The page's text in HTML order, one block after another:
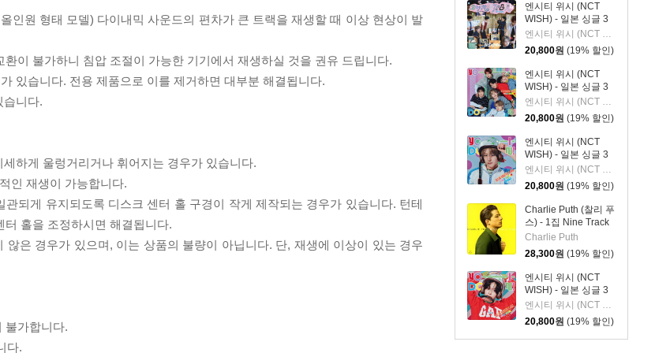
엔시티 위시 (NCT
WISH) - 일본 싱글 3
집 YO-I-DON! / BOY
MEETS GIRL [통상판
BOY MEETS GIRL
Ver.]
엔시티 위시 (NCT WISH)
20,800원 (19% 할인)
엔시티 위시 (NCT
WISH) - 일본 싱글 3
집 YO-I-DON! / BOY
MEETS GIRL [통상판
YO-I-DON! Ver.]
엔시티 위시 (NCT WISH)
20,800원 (19% 할인)
엔시티 위시 (NCT
WISH) - 일본 싱글 3
집 YO-I-DON! / BOY
MEETS GIRL [YUSHI
Ver.]
엔시티 위시 (NCT WISH)
20,800원 (19% 할인)
Charlie Puth (찰리 푸
스) - 1집 Nine Track
Mind [LP]
Charlie Puth
28,300원 (19% 할인)
엔시티 위시 (NCT
WISH) - 일본 싱글 3
집 YO-I-DON! / BOY
MEETS GIRL [RIKU
Ver.]
엔시티 위시 (NCT WISH)
20,800원 (19% 할인)
인원 형태 모델) 다이내믹 사운드의 편차가 큰 트랙을 재생할 때 이상 현상이 발
이 불가하니 침압 조절이 가능한 기기에서 재생하실 것을 권유 드립니다.
있습니다. 전용 제품으로 이를 제거하면 대부분 해결됩니다.
습니다.
하게 울렁거리거나 휘어지는 경우가 있습니다.
인 재생이 가능합니다.
되게 유지되도록 디스크 센터 홀 구경이 작게 제작되는 경우가 있습니다. 턴테
홀을 조정하시면 해결됩니다.
은 경우가 있으며, 이는 상품의 불량이 아닙니다. 단, 재생에 이상이 있는 경우
불가합니다.
다.